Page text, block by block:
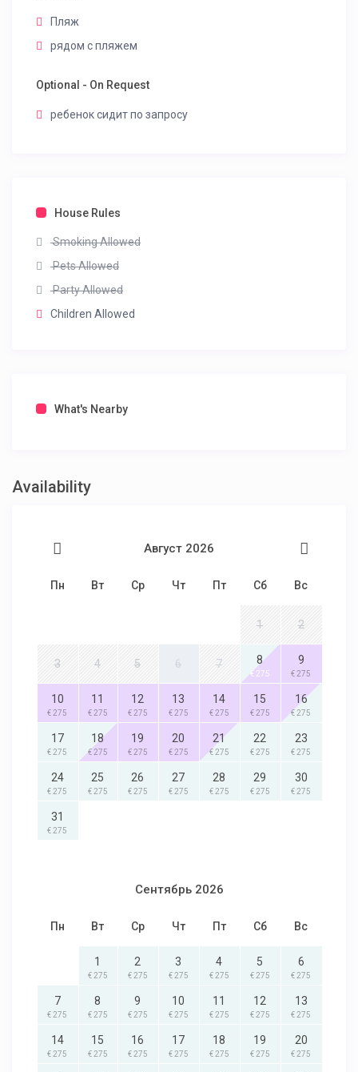
Пляж
рядом с пляжем
Optional - On Request
ребенок сидит по запросу
House Rules
Smoking Allowed
Pets Allowed
Party Allowed
Children Allowed
What's Nearby
Availability
Август 2026
Пн Вт Ср Чт Пт Сб Вс
1 2
3 4 5 6 7 8
€ 275
9
€ 275
10
€ 275
11
€ 275
12
€ 275
13
€ 275
14
€ 275
15
€ 275
16
€ 275
17
€ 275
18
€ 275
19
€ 275
20
€ 275
21
€ 275
22
€ 275
23
€ 275
24
€ 275
25
€ 275
26
€ 275
27
€ 275
28
€ 275
29
€ 275
30
€ 275
31
€ 275
Сентябрь 2026
Пн Вт Ср Чт Пт Сб Вс
1
€ 275
2
€ 275
3
€ 275
4
€ 275
5
€ 275
6
€ 275
7
€ 275
8
€ 275
9
€ 275
10
€ 275
11
€ 275
12
€ 275
13
€ 275
14
€ 275
15
€ 275
16
€ 275
17
€ 275
18
€ 275
19
€ 275
20
€ 275